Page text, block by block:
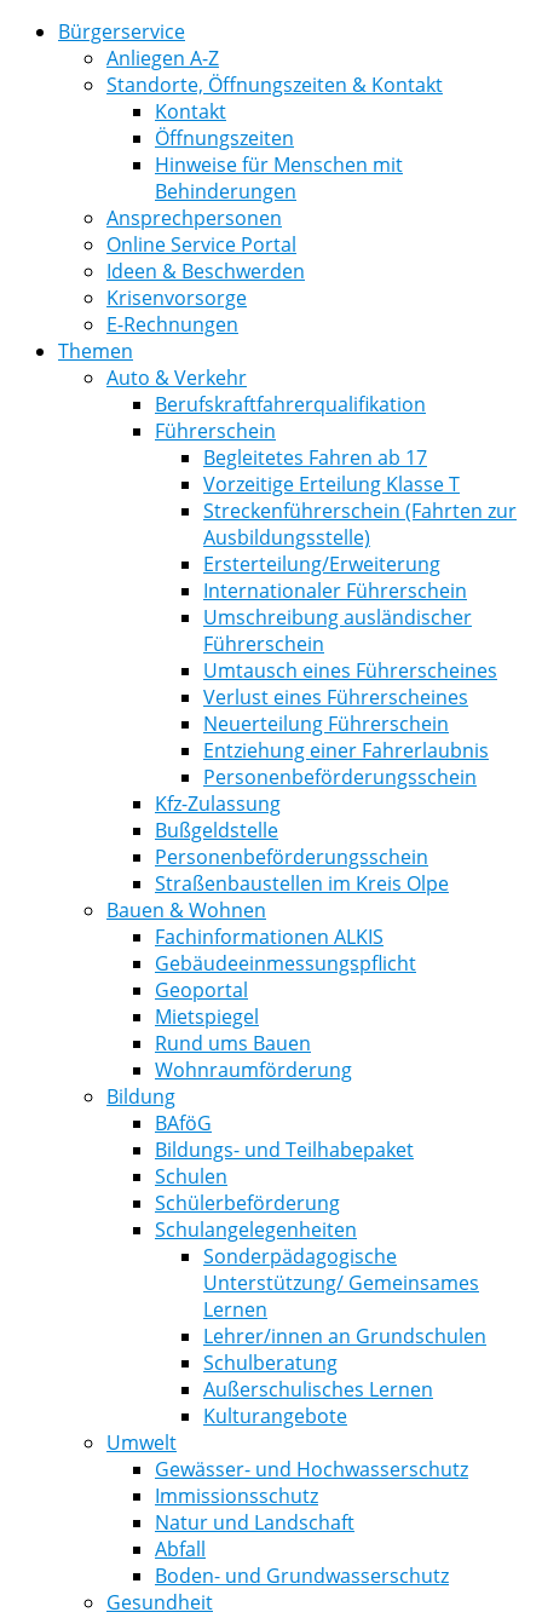
Bürgerservice
Anliegen A-Z
Standorte, Öffnungszeiten & Kontakt
Kontakt
Öffnungszeiten
Hinweise für Menschen mit
Behinderungen
Ansprechpersonen
Online Service Portal
Ideen & Beschwerden
Krisenvorsorge
E-Rechnungen
Themen
Auto & Verkehr
Berufskraftfahrerqualifikation
Führerschein
Begleitetes Fahren ab 17
Vorzeitige Erteilung Klasse T
Streckenführerschein (Fahrten zur
Ausbildungsstelle)
Ersterteilung/Erweiterung
Internationaler Führerschein
Umschreibung ausländischer
Führerschein
Umtausch eines Führerscheines
Verlust eines Führerscheines
Neuerteilung Führerschein
Entziehung einer Fahrerlaubnis
Personenbeförderungsschein
Kfz-Zulassung
Bußgeldstelle
Personenbeförderungsschein
Straßenbaustellen im Kreis Olpe
Bauen & Wohnen
Fachinformationen ALKIS
Gebäudeeinmessungspflicht
Geoportal
Mietspiegel
Rund ums Bauen
Wohnraumförderung
Bildung
BAföG
Bildungs- und Teilhabepaket
Schulen
Schülerbeförderung
Schulangelegenheiten
Sonderpädagogische
Unterstützung/ Gemeinsames
Lernen
Lehrer/innen an Grundschulen
Schulberatung
Außerschulisches Lernen
Kulturangebote
Umwelt
Gewässer- und Hochwasserschutz
Immissionsschutz
Natur und Landschaft
Abfall
Boden- und Grundwasserschutz
Gesundheit